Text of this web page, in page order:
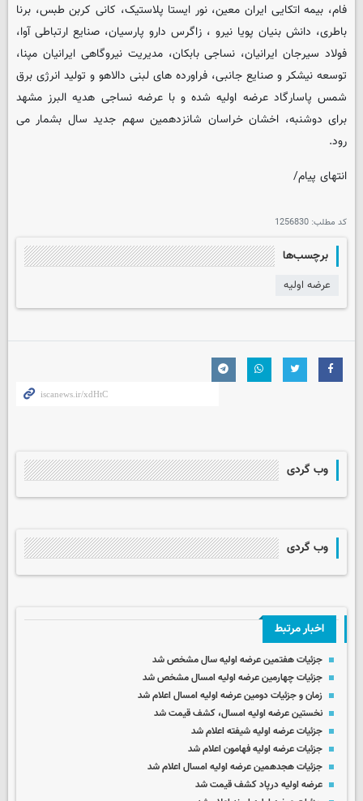
فام، بیمه اتکایی ایران معین، نور ایستا پلاستیک، کانی کربن طبس، برنا
باطری، دانش بنیان پویا نیرو ، زاگرس دارو پارسیان، صنایع ارتباطی آوا،
فولاد سیرجان ایرانیان، نساجی بابکان، مدیریت نیروگاهی ایرانیان مپنا،
توسعه نیشکر و صنایع جانبی، فراورده های لبنی دالاهو و تولید انرژی برق
شمس پاسارگاد عرضه اولیه شده و با عرضه نساجی هدیه البرز مشهد
برای دوشنبه، اخشان خراسان شانزدهمین سهم جدید سال بشمار می
رود.
انتهای پیام/
کد مطلب: 1256830
برچسب‌ها
عرضه اولیه
وب گردی
وب گردی
اخبار مرتبط
جزئیات هفتمین عرضه اولیه سال مشخص شد
جزئیات چهارمین عرضه اولیه امسال مشخص شد
زمان و جزئیات دومین عرضه اولیه امسال اعلام شد
نخستین عرضه اولیه امسال، کشف قیمت شد
جزئیات عرضه اولیه شیفته اعلام شد
جزئیات عرضه اولیه فهامون اعلام شد
جزئیات هجدهمین عرضه اولیه امسال اعلام شد
عرضه اولیه درپاد کشف قیمت شد